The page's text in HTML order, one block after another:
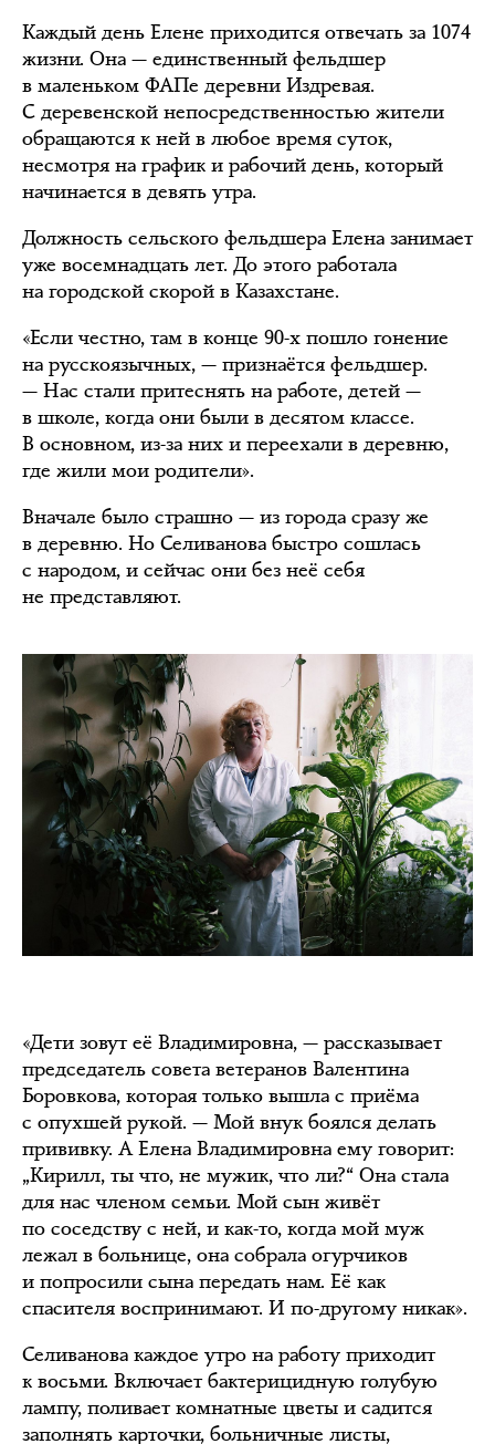
Каждый день Елене приходится отвечать за 1074
жизни. Она — единственный фельдшер
в маленьком ФАПе деревни Издревая.
С деревенской непосредственностью жители
обращаются к ней в любое время суток,
несмотря на график и рабочий день, который
начинается в девять утра.
Должность сельского фельдшера Елена занимает
уже восемнадцать лет. До этого работала
на городской скорой в Казахстане.
«Если честно, там в конце 90-х пошло гонение
на русскоязычных, — признаётся фельдшер.
— Нас стали притеснять на работе, детей —
в школе, когда они были в десятом классе.
В основном, из-за них и переехали в деревню,
где жили мои родители».
Вначале было страшно — из города сразу же
в деревню. Но Селиванова быстро сошлась
с народом, и сейчас они без неё себя
не представляют.
«Дети зовут её Владимировна, — рассказывает
председатель совета ветеранов Валентина
Боровкова, которая только вышла с приёма
с опухшей рукой. — Мой внук боялся делать
прививку. А Елена Владимировна ему говорит:
„Кирилл, ты что, не мужик, что ли?“ Она стала
для нас членом семьи. Мой сын живёт
по соседству с ней, и как-то, когда мой муж
лежал в больнице, она собрала огурчиков
и попросили сына передать нам. Её как
спасителя воспринимают. И по-другому никак».
Селиванова каждое утро на работу приходит
к восьми. Включает бактерицидную голубую
лампу, поливает комнатные цветы и садится
заполнять карточки, больничные листы,